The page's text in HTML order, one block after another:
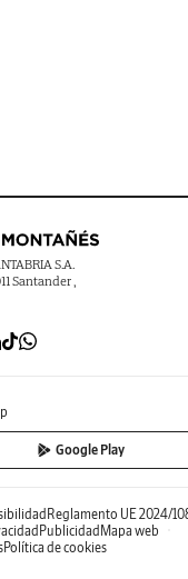
S.A.
Santander ,
Google Play
Reglamento UE 2024/
PublicidadMapa web
Política de cookies